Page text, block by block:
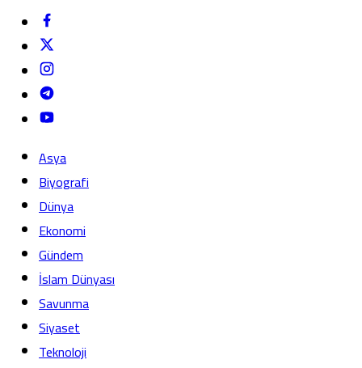
Asya
Biyografi
Dünya
Ekonomi
Gündem
İslam Dünyası
Savunma
Siyaset
Teknoloji